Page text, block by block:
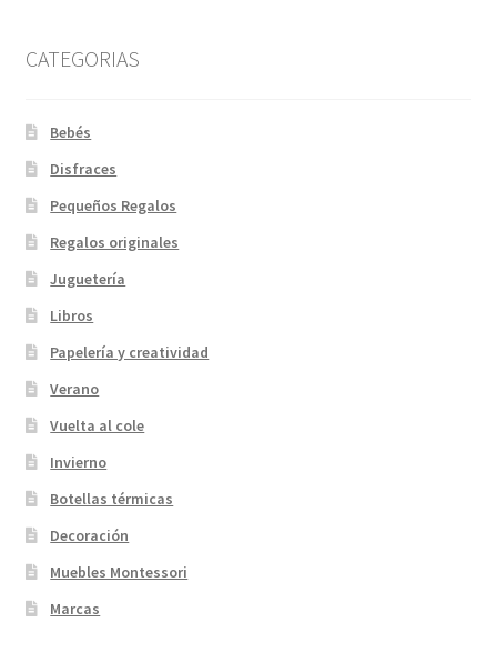
CATEGORIAS
Bebés
Disfraces
Pequeños Regalos
Regalos originales
Juguetería
Libros
Papelería y creatividad
Verano
Vuelta al cole
Invierno
Botellas térmicas
Decoración
Muebles Montessori
Marcas